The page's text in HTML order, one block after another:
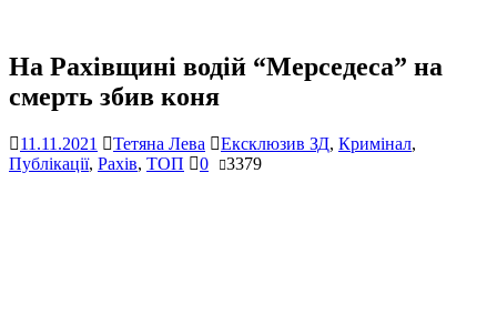
На Рахівщині водій “Мерседеса” на
смерть збив коня
11.11.2021 Тетяна Лева Ексклюзив ЗД, Кримінал,
Публікації, Рахів, ТОП 0 3379